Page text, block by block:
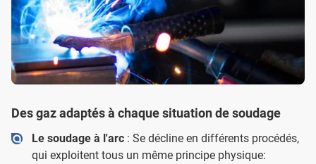
Des gaz adaptés à chaque situation de soudage
Le soudage à l'arc: Se décline en différents procédés,
qui exploitent tous un même principe physique: